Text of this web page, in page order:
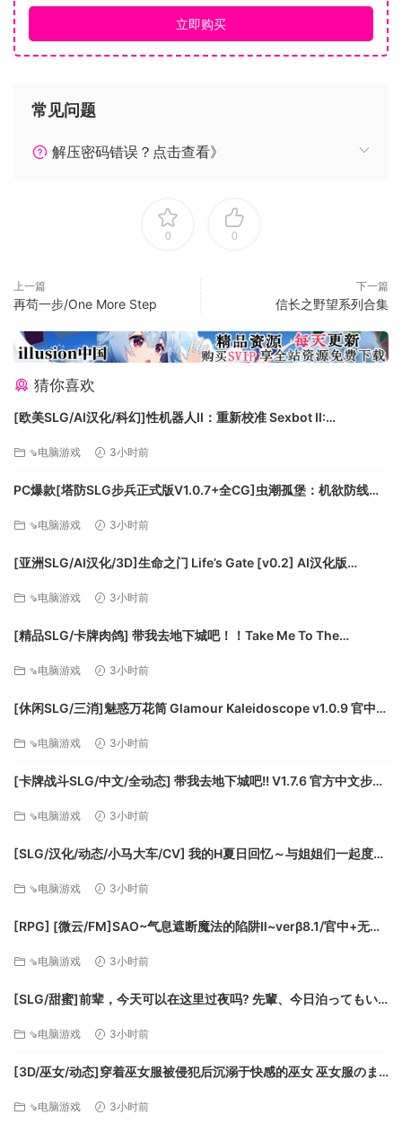
级
系统需求
操作系统:Windows Vista 64-bit
Quad-Core 2.5GHz
内存:4 GB RAM
显卡:Nvidia GT640, AMD Radeon HD7750, 1GB
Vram
存储空间:需要 13 GB 可用空间
Latest Drivers
操作系统:Windows 7 64-bit or higher, Windows
处理器:Intel i3 4th-Generation 3.5GHz, AMD
Quad-Core 3.9GHz
显卡:Nvidia GTX 570, AMD Radeon HD 6950,
2GB Vram
DirectX 版本:11
存储空间:需要 13 GB 可用空间
Latest Drivers
附注事项:Installing the game on an SSD
立即购买
常见问题
解压密码错误？点击查看》
0 0
上一篇
再苟一步/One More Step
下一篇
信长之野望系列合集
猜你喜欢
[欧美SLG/AI汉化/科幻]性机器人II：重新校准 Sexbot II:
⇘电脑游戏 3小时前
PC爆款[塔防SLG步兵正式版V1.0.7+全CG]虫潮孤堡：机欲防线
迅雷/UC/夸克
⇘电脑游戏 3小时前
[亚洲SLG/AI汉化/3D]生命之门 Life’s Gate [v0.2] AI汉化版
⇘电脑游戏 3小时前
[精品SLG/卡牌肉鸽] 带我去地下城吧！！Take Me To The
⇘电脑游戏 3小时前
[休闲SLG/三消]魅惑万花筒 Glamour Kaleidoscope v1.0.9 官中
⇘电脑游戏 3小时前
[卡牌战斗SLG/中文/全动态] 带我去地下城吧!! V1.7.6 官方中文步兵
⇘电脑游戏 3小时前
[SLG/汉化/动态/小马大车/CV] 我的H夏日回忆～与姐姐们一起度过
⇘电脑游戏 3小时前
[RPG] [微云/FM]SAO~气息遮断魔法的陷阱Ⅱ~verβ8.1/官中+无码
⇘电脑游戏 3小时前
[SLG/甜蜜]前辈，今天可以在这里过夜吗? 先輩、今日泊ってもい
⇘电脑游戏 3小时前
[3D/巫女/动态]穿着巫女服被侵犯后沉溺于快感的巫女 巫女服のま
[PC+安卓盖世][补丁]
⇘电脑游戏 3小时前